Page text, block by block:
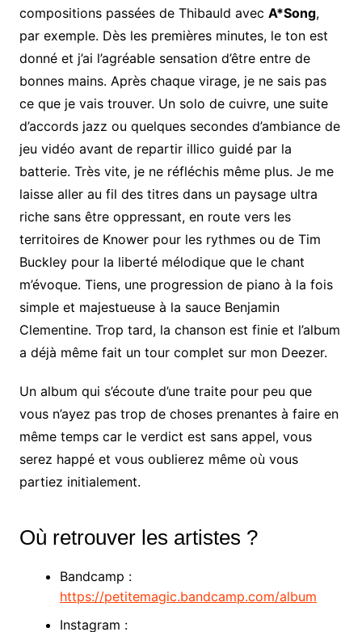
compositions passées de Thibauld avec A*Song,
par exemple. Dès les premières minutes, le ton est
donné et j’ai l’agréable sensation d’être entre de
bonnes mains. Après chaque virage, je ne sais pas
ce que je vais trouver. Un solo de cuivre, une suite
d’accords jazz ou quelques secondes d’ambiance de
jeu vidéo avant de repartir illico guidé par la
batterie. Très vite, je ne réfléchis même plus. Je me
laisse aller au fil des titres dans un paysage ultra
riche sans être oppressant, en route vers les
territoires de Knower pour les rythmes ou de Tim
Buckley pour la liberté mélodique que le chant
m’évoque. Tiens, une progression de piano à la fois
simple et majestueuse à la sauce Benjamin
Clementine. Trop tard, la chanson est finie et l’album
a déjà même fait un tour complet sur mon Deezer.
Un album qui s’écoute d’une traite pour peu que
vous n’ayez pas trop de choses prenantes à faire en
même temps car le verdict est sans appel, vous
serez happé et vous oublierez même où vous
partiez initialement.
Où retrouver les artistes ?
Bandcamp :
https://petitemagic.bandcamp.com/album
Instagram :